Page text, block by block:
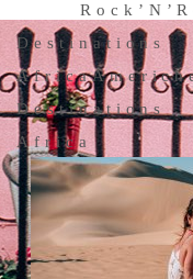
Destinations
Africa
Destinations
Africa